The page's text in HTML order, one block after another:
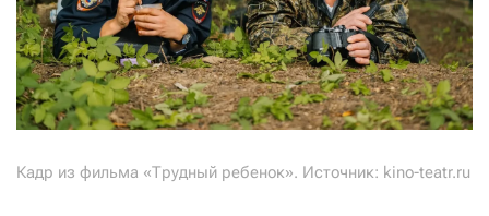
Кадр из фильма «Трудный ребенок». Источник: kino-teatr.ru